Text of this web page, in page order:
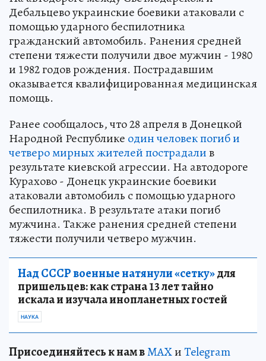
Дебальцево украинские боевики атаковали с
помощью ударного беспилотника
гражданский автомобиль. Ранения средней
степени тяжести получили двое мужчин - 1980
и 1982 годов рождения. Пострадавшим
оказывается квалифицированная медицинская
помощь.
Ранее сообщалось, что 28 апреля в Донецкой
Народной Республике один человек погиб и
четверо мирных жителей пострадалив
результате киевской агрессии. На автодороге
Курахово - Донецк украинские боевики
атаковали автомобиль с помощью ударного
беспилотника. В результате атаки погиб
мужчина. Также ранения средней степени
тяжести получили четверо мужчин.
Над СССР военные натянули «сетку»для
пришельцев: как страна 13 лет тайно
искала и изучала инопланетных гостей
НАУКА
Присоединяйтесь к нам вMAXиTelegram